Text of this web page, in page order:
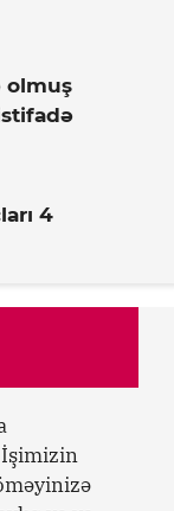
olmuş
4
İşimizin